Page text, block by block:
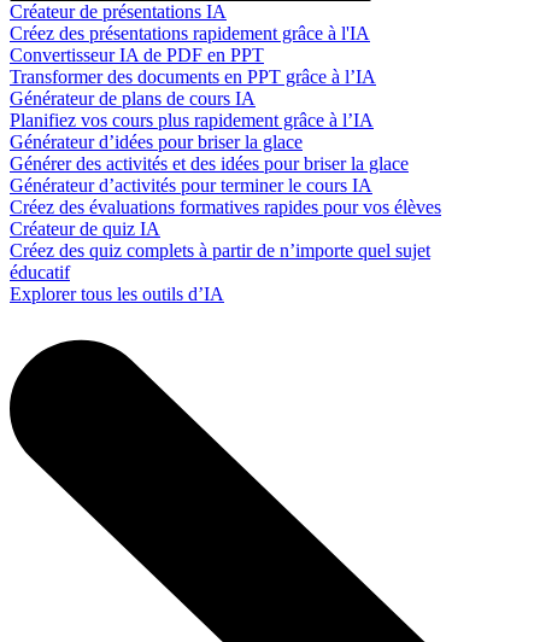
Créateur de présentations IA
Créez des présentations rapidement grâce à l'IA
Convertisseur IA de PDF en PPT
Transformer des documents en PPT grâce à l’IA
Générateur de plans de cours IA
Planifiez vos cours plus rapidement grâce à l’IA
Générateur d’idées pour briser la glace
Générer des activités et des idées pour briser la glace
Générateur d’activités pour terminer le cours IA
Créez des évaluations formatives rapides pour vos élèves
Créateur de quiz IA
Créez des quiz complets à partir de n’importe quel sujet
éducatif
Explorer tous les outils d’IA